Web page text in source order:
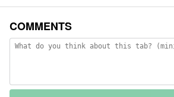
COMMENTS